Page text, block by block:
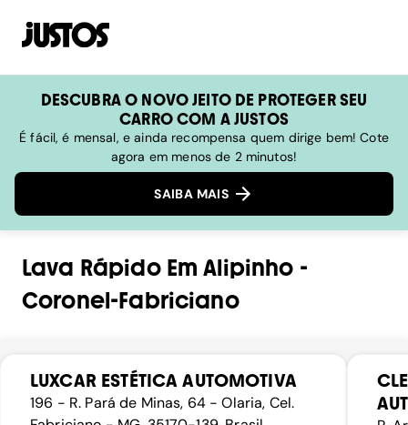
DESCUBRA O NOVO JEITO DE PROTEGER SEU
CARRO COM A JUSTOS
É fácil, é mensal, e ainda recompensa quem dirige bem! Cote
agora em menos de 2 minutos!
SAIBA MAIS
Lava RápidoEmAlipinho -
Coronel-Fabriciano
LUXCAR ESTÉTICA AUTOMOTIVA
196 - R. Pará de Minas, 64 - Olaria, Cel.